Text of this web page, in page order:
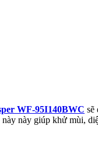
WF-95I140BWC sẽ
này giúp khử mùi,